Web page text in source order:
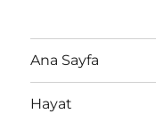
Ana Sayfa
Hayat